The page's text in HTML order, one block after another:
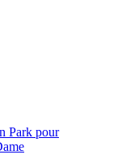
Park pour